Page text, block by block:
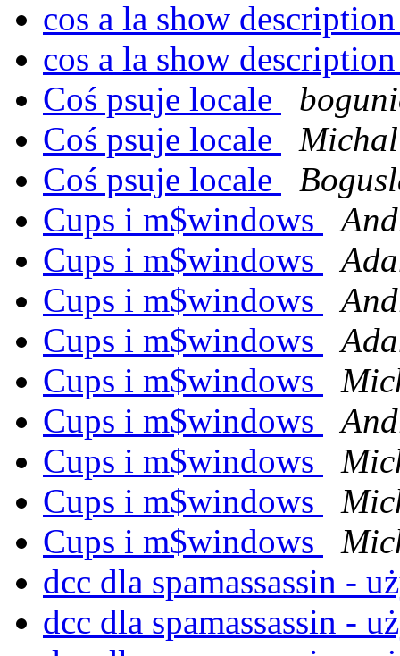
cos a la show
cos a la show
Coś psuje locale
Coś psuje locale
Coś psuje locale
Cups i m$windows
Cups i m$windows
Cups i m$windows
Cups i m$windows
Cups i m$windows
Cups i m$windows
Cups i m$windows
Cups i m$windows
Cups i m$windows
dcc dla spamassassin -
dcc dla spamassassin -